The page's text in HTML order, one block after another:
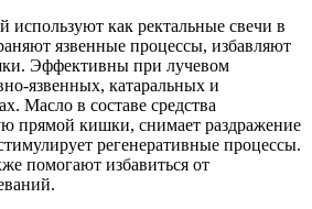
используют как ректальные свечи в
язвенные процессы, избавляют
Эффективны при лучевом
язвенных, катаральных и
Масло в составе средства
прямой кишки, снимает раздражение
регенеративные процессы.
помогают избавиться от